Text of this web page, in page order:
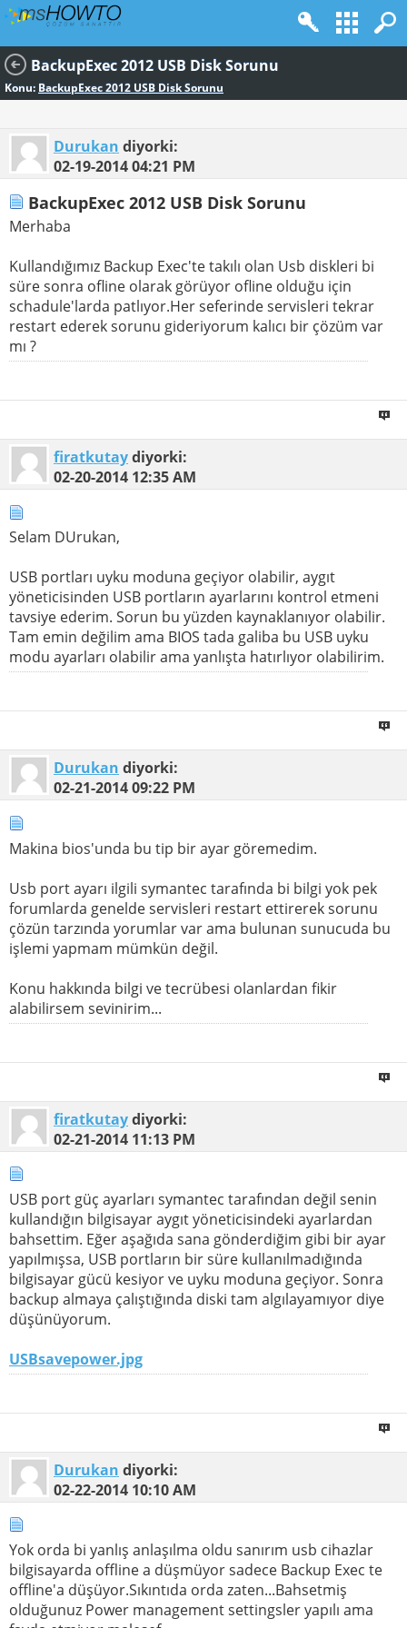
BackupExec 2012 USB Disk Sorunu
Konu: BackupExec 2012 USB Disk Sorunu
Durukan diyorki:
02-19-201404:21 PM
BackupExec 2012 USB Disk Sorunu
Merhaba
Kullandığımız Backup Exec'te takılı olan Usb diskleri bi
süre sonra ofline olarak görüyor ofline olduğu için
schadule'larda patlıyor.Her seferinde servisleri tekrar
restart ederek sorunu gideriyorum kalıcı bir çözüm var
mı ?
firatkutaydiyorki:
02-20-2014 12:35 AM
Selam DUrukan,
USB portları uyku moduna geçiyor olabilir, aygıt
yöneticisinden USB portların ayarlarını kontrol etmeni
tavsiye ederim. Sorun bu yüzden kaynaklanıyor olabilir.
Tam emin değilim ama BIOS tada galiba bu USB uyku
modu ayarları olabilir ama yanlışta hatırlıyor olabilirim.
Durukan diyorki:
02-21-201409:22 PM
Makina bios'unda bu tip bir ayar göremedim.
Usb port ayarı ilgili symantec tarafında bi bilgi yok pek
forumlarda genelde servisleri restart ettirerek sorunu
çözün tarzında yorumlar var ama bulunan sunucuda bu
işlemi yapmam mümkün değil.
Konu hakkında bilgi ve tecrübesi olanlardan fikir
alabilirsem sevinirim...
firatkutaydiyorki:
02-21-2014 11:13 PM
USB port güç ayarları symantec tarafından değil senin
kullandığın bilgisayar aygıt yöneticisindeki ayarlardan
bahsettim. Eğer aşağıda sana gönderdiğim gibi bir ayar
yapılmışsa, USB portların bir süre kullanılmadığında
bilgisayar gücü kesiyor ve uyku moduna geçiyor. Sonra
backup almaya çalıştığında diski tam algılayamıyor diye
düşünüyorum.
USBsavepower.jpg
Durukan diyorki:
02-22-2014 10:10 AM
Yok orda bi yanlış anlaşılma oldu sanırım usb cihazlar
bilgisayarda offline a düşmüyor sadece Backup Exec te
offline'a düşüyor.Sıkıntıda orda zaten...Bahsetmiş
olduğunuz Power management settingsler yapılı ama